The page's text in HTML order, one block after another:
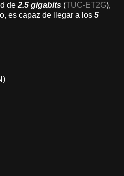
de 2.5 gigabits (TUC-ET2G),
es capaz de llegar a los 5